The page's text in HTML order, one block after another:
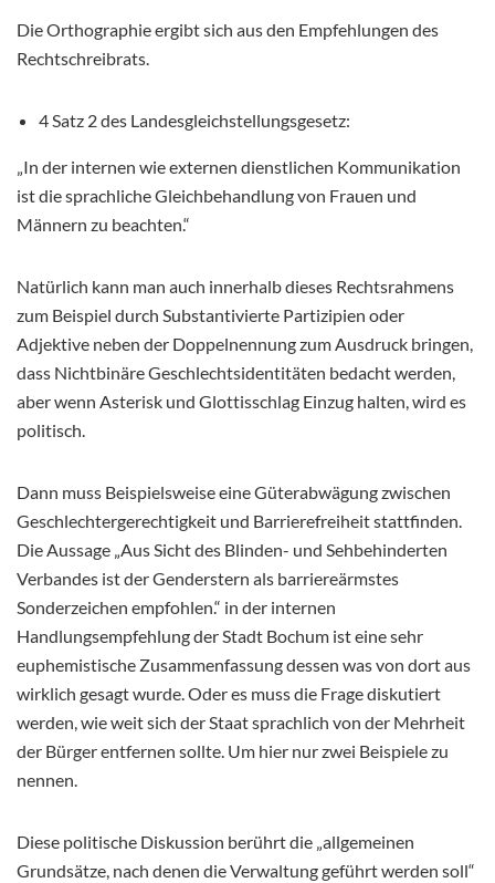
Die Orthographie ergibt sich aus den Empfehlungen des
Rechtschreibrats.
4 Satz 2 des Landesgleichstellungsgesetz:
„In der internen wie externen dienstlichen Kommunikation
ist die sprachliche Gleichbehandlung von Frauen und
Männern zu beachten.“
Natürlich kann man auch innerhalb dieses Rechtsrahmens
zum Beispiel durch Substantivierte Partizipien oder
Adjektive neben der Doppelnennung zum Ausdruck bringen,
dass Nichtbinäre Geschlechtsidentitäten bedacht werden,
aber wenn Asterisk und Glottisschlag Einzug halten, wird es
politisch.
Dann muss Beispielsweise eine Güterabwägung zwischen
Geschlechtergerechtigkeit und Barrierefreiheit stattfinden.
Die Aussage „Aus Sicht des Blinden- und Sehbehinderten
Verbandes ist der Genderstern als barriereärmstes
Sonderzeichen empfohlen.“ in der internen
Handlungsempfehlung der Stadt Bochum ist eine sehr
euphemistische Zusammenfassung dessen was von dort aus
wirklich gesagt wurde. Oder es muss die Frage diskutiert
werden, wie weit sich der Staat sprachlich von der Mehrheit
der Bürger entfernen sollte. Um hier nur zwei Beispiele zu
nennen.
Diese politische Diskussion berührt die „allgemeinen
Grundsätze, nach denen die Verwaltung geführt werden soll“